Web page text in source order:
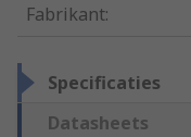
Fabrikant:
Specificaties
Datasheets